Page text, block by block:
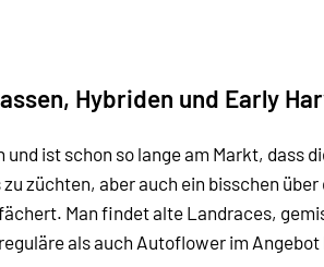
Hybriden und Early
und ist schon so lange am Markt, dass
züchten, aber auch ein bisschen
Man findet alte Landraces,
als auch Autoflower im